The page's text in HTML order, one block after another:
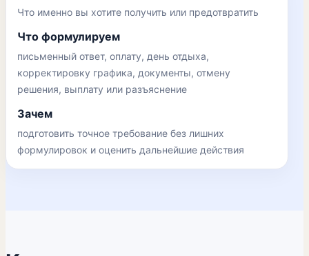
Что именно вы хотите получить или предотвратить
Что формулируем
письменный ответ, оплату, день отдыха,
корректировку графика, документы, отмену
решения, выплату или разъяснение
Зачем
подготовить точное требование без лишних
формулировок и оценить дальнейшие действия